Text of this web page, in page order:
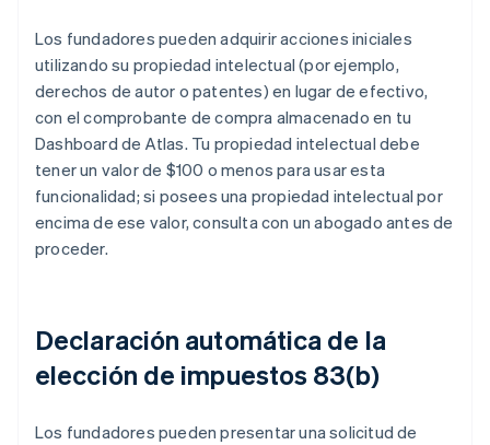
Los fundadores pueden adquirir acciones iniciales
utilizando su propiedad intelectual (por ejemplo,
derechos de autor o patentes) en lugar de efectivo,
con el comprobante de compra almacenado en tu
Dashboard de Atlas. Tu propiedad intelectual debe
tener un valor de $100 o menos para usar esta
funcionalidad; si posees una propiedad intelectual por
encima de ese valor, consulta con un abogado antes de
proceder.
Declaración automática de la
elección de impuestos 83(b)
Los fundadores pueden presentar una solicitud de